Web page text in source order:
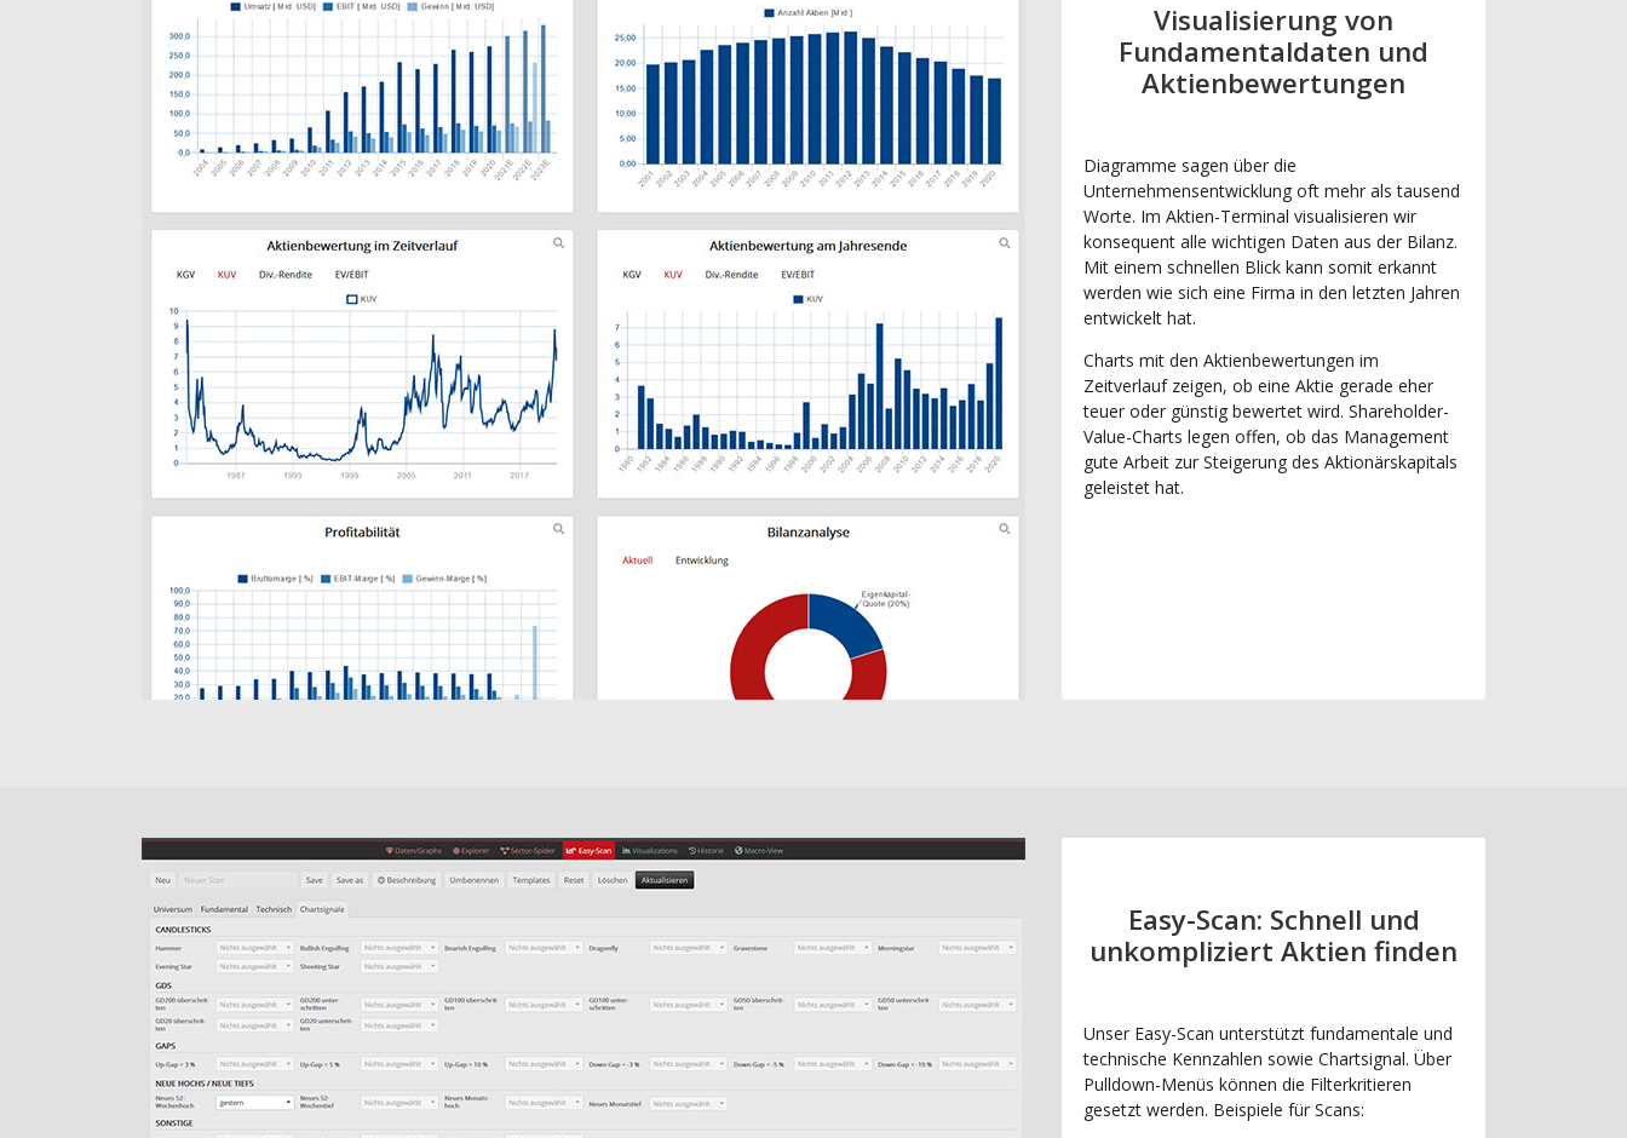
Visualisierung von
Fundamentaldaten und
Aktienbewertungen
Diagramme sagen über die
Unternehmensentwicklung oft mehr als tausend
Worte. Im Aktien-Terminal visualisieren wir
konsequent alle wichtigen Daten aus der Bilanz.
Mit einem schnellen Blick kann somit erkannt
werden wie sich eine Firma in den letzten Jahren
entwickelt hat.
Charts mit den Aktienbewertungen im
Zeitverlauf zeigen, ob eine Aktie gerade eher
teuer oder günstig bewertet wird. Shareholder-
Value-Charts legen offen, ob das Management
gute Arbeit zur Steigerung des Aktionärskapitals
geleistet hat.
Easy-Scan: Schnell und
unkompliziert Aktien finden
Unser Easy-Scan unterstützt fundamentale und
technische Kennzahlen sowie Chartsignal. Über
Pulldown-Menüs können die Filterkritieren
gesetzt werden. Beispiele für Scans: